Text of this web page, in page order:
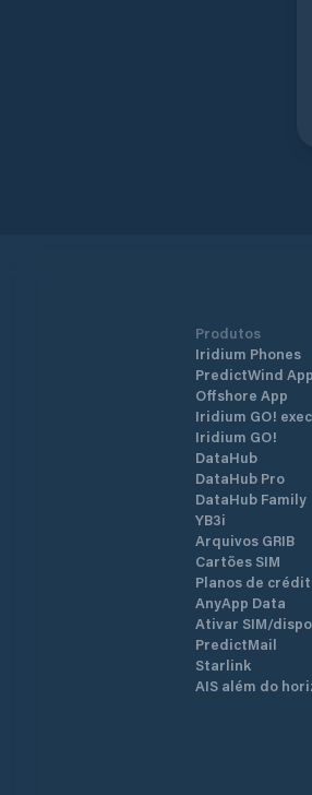
Produtos
Iridium Phones
PredictWind App
Offshore App
Iridium GO! exec
Iridium GO!
DataHub
DataHub Pro
DataHub Family
YB3i
Arquivos GRIB
Cartões SIM
Planos de
AnyApp Data
Ativar SIM/
PredictMail
Starlink
AIS além do